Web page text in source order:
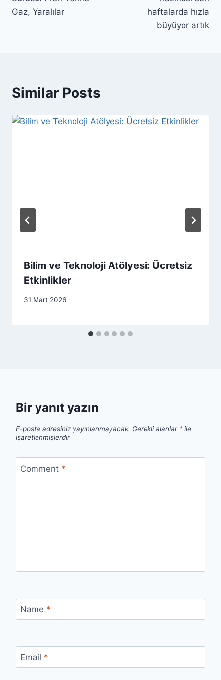
Gaz, Yaralılar
haftalarda hızla
büyüyor artık
Similar Posts
Bilim ve Teknoloji Atölyesi: Ücretsiz
Etkinlikler
31 Mart 2026
Bir yanıt yazın
E-posta adresiniz yayınlanmayacak. Gerekli alanlar * ile
işaretlenmişlerdir
Comment *
Name *
Email *